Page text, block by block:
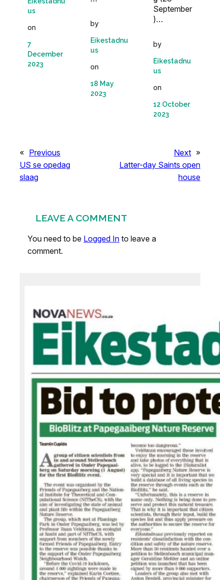
us
on
7
December
2023
by
Eikestadnu
us
on
18 May
2023
September
)…
by
Eikestadnu
us
on
12 October
2023
« Previous
US se opedag
slaag
Next »
Latter-day Saints open
house
LEAVE A COMMENT
You need to be Logged In to leave a
comment.